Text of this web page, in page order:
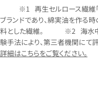
再生セルロース繊維
ブランドであり、綿実油を作る
料とした繊維。
海水
験手法により、第三者機関にて評
詳細はこちらをご覧ください。